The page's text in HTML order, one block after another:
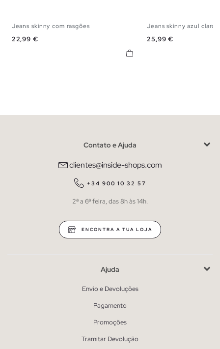
38 42
Jeans skinny com rasgões
Preço
22,99 €
38
Jeans skinny azul claro
Preço
25,99 €
Contato e Ajuda
clientes@inside-shops.com
+34 900 10 32 57
2ª a 6ª feira, das 8h às 14h.
ENCONTRA A TUA LOJA
Ajuda
Envio e Devoluções
Pagamento
Promoções
Tramitar Devolução